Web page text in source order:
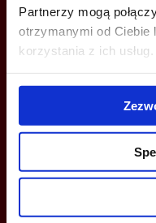
Partnerzy mogą
otrzymanymi od Ciebie
korzystania z ich usług.
+48 12 294 94 30